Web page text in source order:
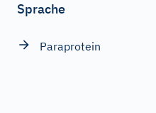
Sprache
Paraprotein